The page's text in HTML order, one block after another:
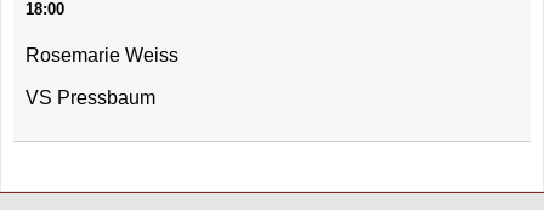
18:00
Rosemarie Weiss
VS Pressbaum